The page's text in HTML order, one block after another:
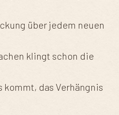
über jedem neuen
klingt schon die
kommt, das Verhängnis